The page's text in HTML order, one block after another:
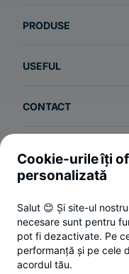
PRODUSE
USEFUL
CONTACT
Cookie-urile îți
personalizată
Salut 😊 Și site-ul
necesare sunt pentru
pot fi dezactivate. Pe
performanță și pe cele
acordul tău.